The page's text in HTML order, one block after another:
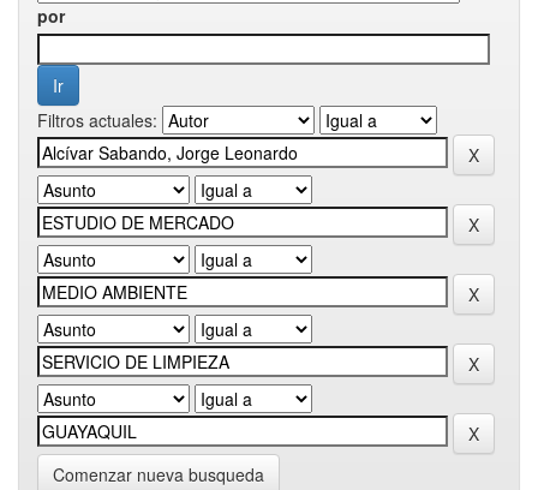
por
Filtros actuales:
Comenzar nueva busqueda